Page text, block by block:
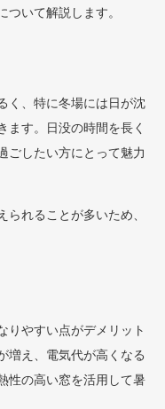
いて解説します。
く、特に冬場には日が沈
ます。日没の時間を長く
ごしたい方にとって魅力
られることが多いため、
りやすい点がデメリット
増え、電気代が高くなる
性の高い窓を活用して暑